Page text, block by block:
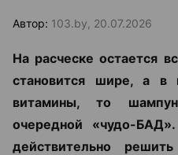
Автор: 103.by, 20.07.2026
На расческе остается
становится шире, а в
витамины, то
очередной «чудо-
действительно